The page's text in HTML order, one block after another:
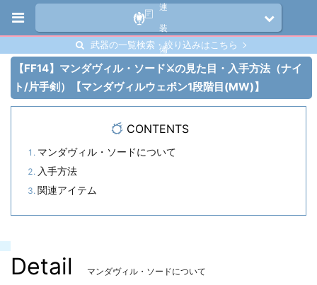
連
装
備
武器の一覧検索・絞り込みはこちら
【FF14】マンダヴィル・ソード⚔️の見た目・入手方法（ナイ
ト/片手剣）【マンダヴィルウェポン1段階目(MW)】
CONTENTS
マンダヴィル・ソードについて
入手方法
関連アイテム
Detail マンダヴィル・ソードについて